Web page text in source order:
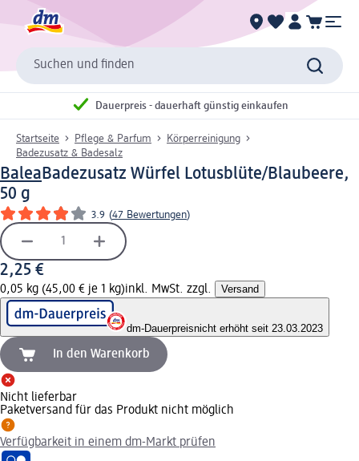
Suchen und finden
Dauerpreis - dauerhaft günstig einkaufen
Startseite Pflege & Parfum
Körperreinigung
Badezusatz & Badesalz
BaleaBadezusatz Würfel Lotusblüte/Blaubeere,
50 g
3.9 (47 Bewertungen)
2,25 €
0,05 kg (45,00 € je 1 kg)inkl. MwSt. zzgl. Versand
dm-Dauerpreisnicht erhöht seit 23.03.2023
In den Warenkorb
Nicht lieferbar
Paketversand für das Produkt nicht möglich
Verfügbarkeit in einem dm-Markt prüfen